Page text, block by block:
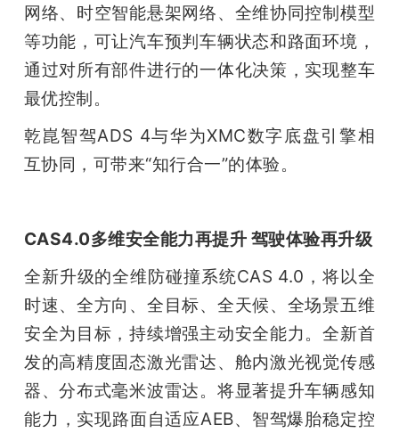
网络、时空智能悬架网络、全维协同控制模型
等功能，可让汽车预判车辆状态和路面环境，
通过对所有部件进行的一体化决策，实现整车
最优控制。
乾崑智驾ADS 4与华为XMC数字底盘引擎相
互协同，可带来“知行合一”的体验。
CAS4.0多维安全能力再提升 驾驶体验再升级
全新升级的全维防碰撞系统CAS 4.0，将以全
时速、全方向、全目标、全天候、全场景五维
安全为目标，持续增强主动安全能力。全新首
发的高精度固态激光雷达、舱内激光视觉传感
器、分布式毫米波雷达。将显著提升车辆感知
能力，实现路面自适应AEB、智驾爆胎稳定控